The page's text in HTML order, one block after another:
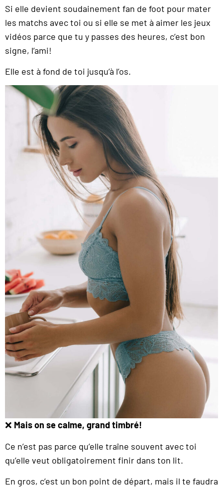
Si elle devient soudainement fan de foot pour mater
les matchs avec toi ou si elle se met à aimer les jeux
vidéos parce que tu y passes des heures, c’est bon
signe, l’ami!
Elle est à fond de toi jusqu’à l’os.
❌ Mais on se calme, grand timbré!
Ce n’est pas parce qu’elle traîne souvent avec toi
qu’elle veut obligatoirement finir dans ton lit.
En gros, c’est un bon point de départ, mais il te faudra